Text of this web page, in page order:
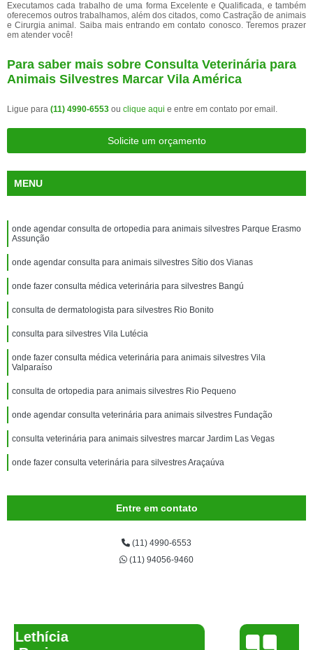
Executamos cada trabalho de uma forma Excelente e Qualificada, e também
oferecemos outros trabalhamos, além dos citados, como Castração de animais
e Cirurgia animal. Saiba mais entrando em contato conosco. Teremos prazer
em atender você!
Para saber mais sobre Consulta Veterinária para
Animais Silvestres Marcar Vila América
Ligue para (11) 4990-6553 ou clique aqui e entre em contato por email.
Solicite um orçamento
MENU
onde agendar consulta de ortopedia para animais silvestres Parque Erasmo
Assunção
onde agendar consulta para animais silvestres Sítio dos Vianas
onde fazer consulta médica veterinária para silvestres Bangú
consulta de dermatologista para silvestres Rio Bonito
consulta para silvestres Vila Lutécia
onde fazer consulta médica veterinária para animais silvestres Vila
Valparaíso
consulta de ortopedia para animais silvestres Rio Pequeno
onde agendar consulta veterinária para animais silvestres Fundação
consulta veterinária para animais silvestres marcar Jardim Las Vegas
onde fazer consulta veterinária para silvestres Araçaúva
Entre em contato
(11) 4990-6553
(11) 94056-9460